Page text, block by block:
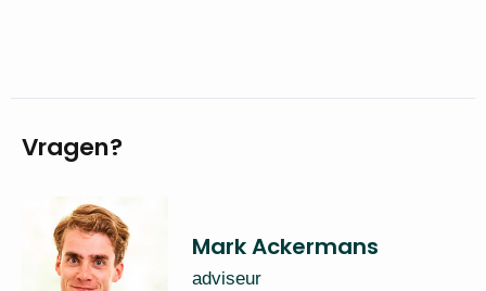
Vragen?
Mark Ackermans
adviseur